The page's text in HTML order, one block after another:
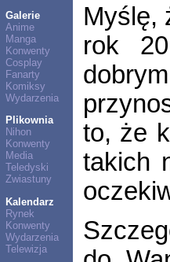
Galerie
Anime
Manga
Konwenty
Cosplay
Fanarty
Komiksy
Wydarzenia
Plikownia
Nihon
Konwenty
Media
Teledyski
Zwiastuny
Kalendarz
Rynek
Konwenty
Wydarzenia
Telewizja
Myślę,
rok
to, że
takich